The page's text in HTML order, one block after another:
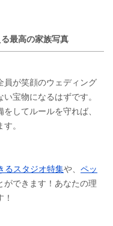
最高の家族写真
員が笑顔のウェディング
宝物になるはずです。
してルールを守れば、
。
るスタジオ特集や、 ペッ
ができます！あなたの理